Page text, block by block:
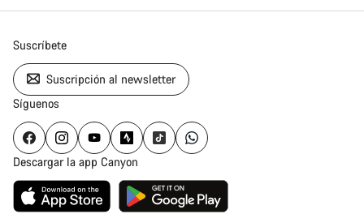
Suscríbete
Suscripción al newsletter
Síguenos
Descargar la app Canyon